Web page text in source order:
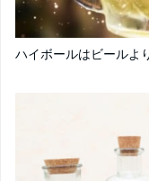
ハイボールはビールよ